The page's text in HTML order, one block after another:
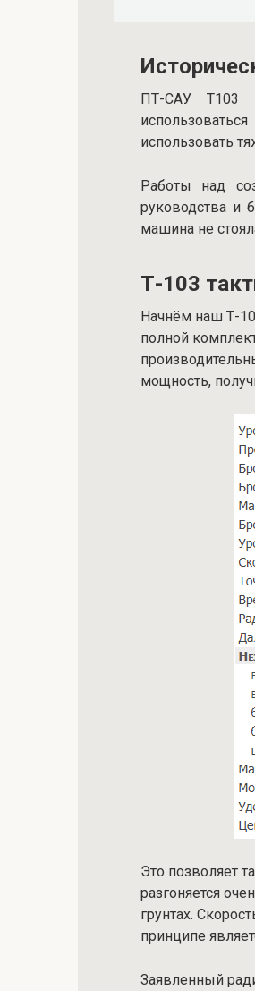
ПТ-САУ Т103
использовать
Работы над
руководства и
машина не
Т-103
Начнём наш Т-
полной
мощность,
Это позволяет
разгоняется
грунтах.
принципе
Заявленный